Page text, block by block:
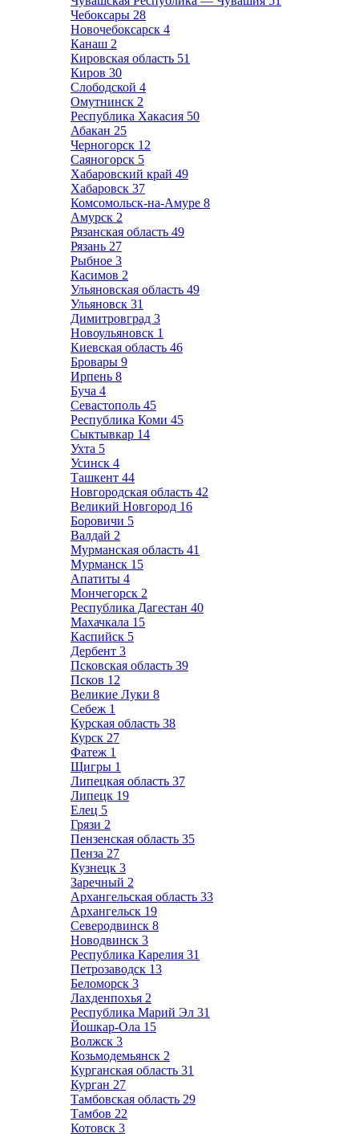
Чебоксары 28
Новочебоксарск 4
Канаш 2
Кировская область 51
Киров 30
Слободской 4
Омутнинск 2
Республика Хакасия 50
Абакан 25
Черногорск 12
Саяногорск 5
Хабаровский край 49
Хабаровск 37
Комсомольск-на-Амуре 8
Амурск 2
Рязанская область 49
Рязань 27
Рыбное 3
Касимов 2
Ульяновская область 49
Ульяновск 31
Димитровград 3
Новоульяновск 1
Киевская область 46
Бровары 9
Ирпень 8
Буча 4
Севастополь 45
Республика Коми 45
Сыктывкар 14
Ухта 5
Усинск 4
Ташкент 44
Новгородская область 42
Великий Новгород 16
Боровичи 5
Валдай 2
Мурманская область 41
Мурманск 15
Апатиты 4
Мончегорск 2
Республика Дагестан 40
Махачкала 15
Каспийск 5
Дербент 3
Псковская область 39
Псков 12
Великие Луки 8
Себеж 1
Курская область 38
Курск 27
Фатеж 1
Щигры 1
Липецкая область 37
Липецк 19
Елец 5
Грязи 2
Пензенская область 35
Пенза 27
Кузнецк 3
Заречный 2
Архангельская область 33
Архангельск 19
Северодвинск 8
Новодвинск 3
Республика Карелия 31
Петрозаводск 13
Беломорск 3
Лахденпохья 2
Республика Марий Эл 31
Йошкар-Ола 15
Волжск 3
Козьмодемьянск 2
Курганская область 31
Курган 27
Тамбовская область 29
Тамбов 22
Котовск 3